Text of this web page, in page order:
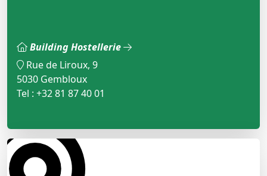
Building Hostellerie
Rue de Liroux, 9
5030 Gembloux
Tel : +32 81 87 40 01